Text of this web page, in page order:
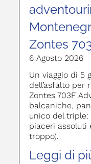
Zontes
6 Agosto 2026
Un viaggio di 5
dell’asfalto per
Zontes 703F
balcaniche,
unico del
piaceri assoluti
troppo).
Leggi di